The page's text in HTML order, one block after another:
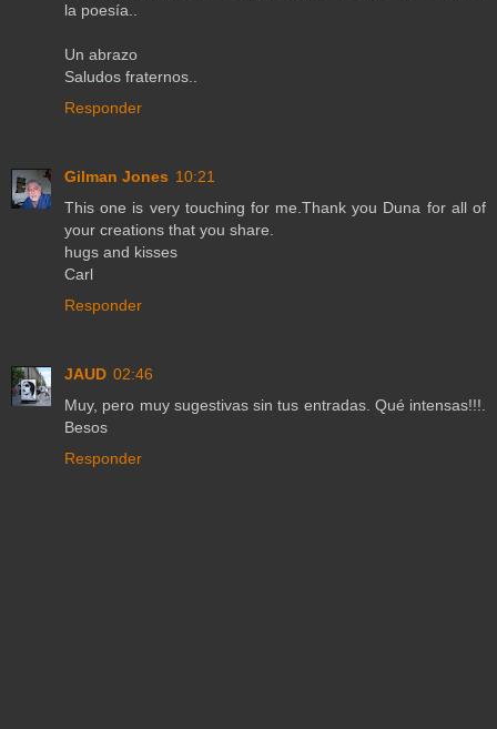
la poesía..
Un abrazo
Saludos fraternos..
Responder
Gilman Jones 10:21
This one is very touching for me.Thank you Duna for all of
your creations that you share.
hugs and kisses
Carl
Responder
JAUD 02:46
Muy, pero muy sugestivas sin tus entradas. Qué intensas!!!.
Besos
Responder